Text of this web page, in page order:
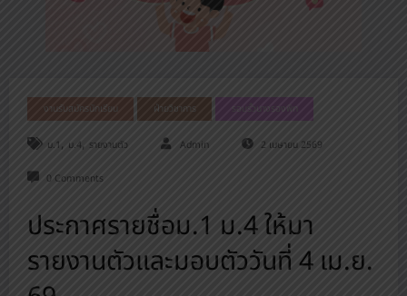
งานรับสมัครนักเรียน ฝ่ายวิชาการ รอบรั้วนางรองพิท
ม.1 , ม.4, รายงานตัว Admin 2 เมษายน 2569
0 Comments
ประกาศรายชื่อม.1 ม.4 ให้มา
รายงานตัวและมอบตัววันที่ 4 เม.ย.